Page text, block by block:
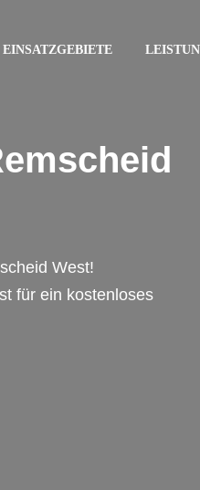
EINSATZGEBIETE
West!
für ein kostenloses